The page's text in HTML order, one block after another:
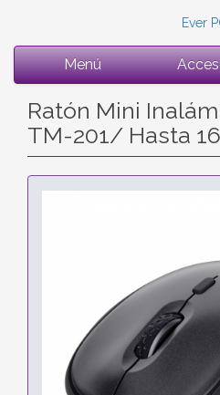
Ever
Menú
Ratón Mini
TM-201/ Hasta